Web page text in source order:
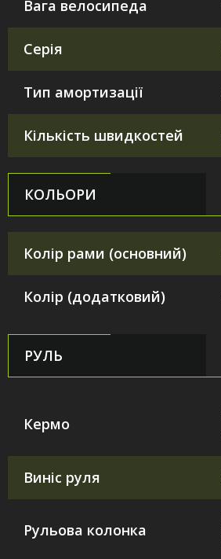
Вага велосипеда
Серія
Тип амортизації
Кількість швидкостей
КОЛЬОРИ
Колір рами (основний)
Колір (додатковий)
РУЛЬ
Кермо
Виніс руля
Рульова колонка